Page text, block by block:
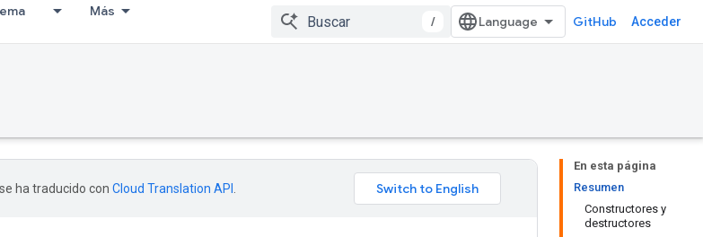
Más
/ GitHub Acceder
En esta página
Resumen
Constructores y
destructores
ha traducido con Cloud Translation API